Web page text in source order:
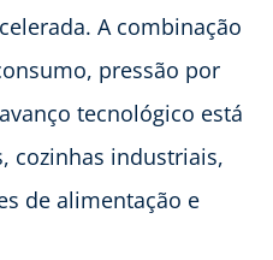
A combinação
pressão por
tecnológico está
cozinhas industriais,
de alimentação e